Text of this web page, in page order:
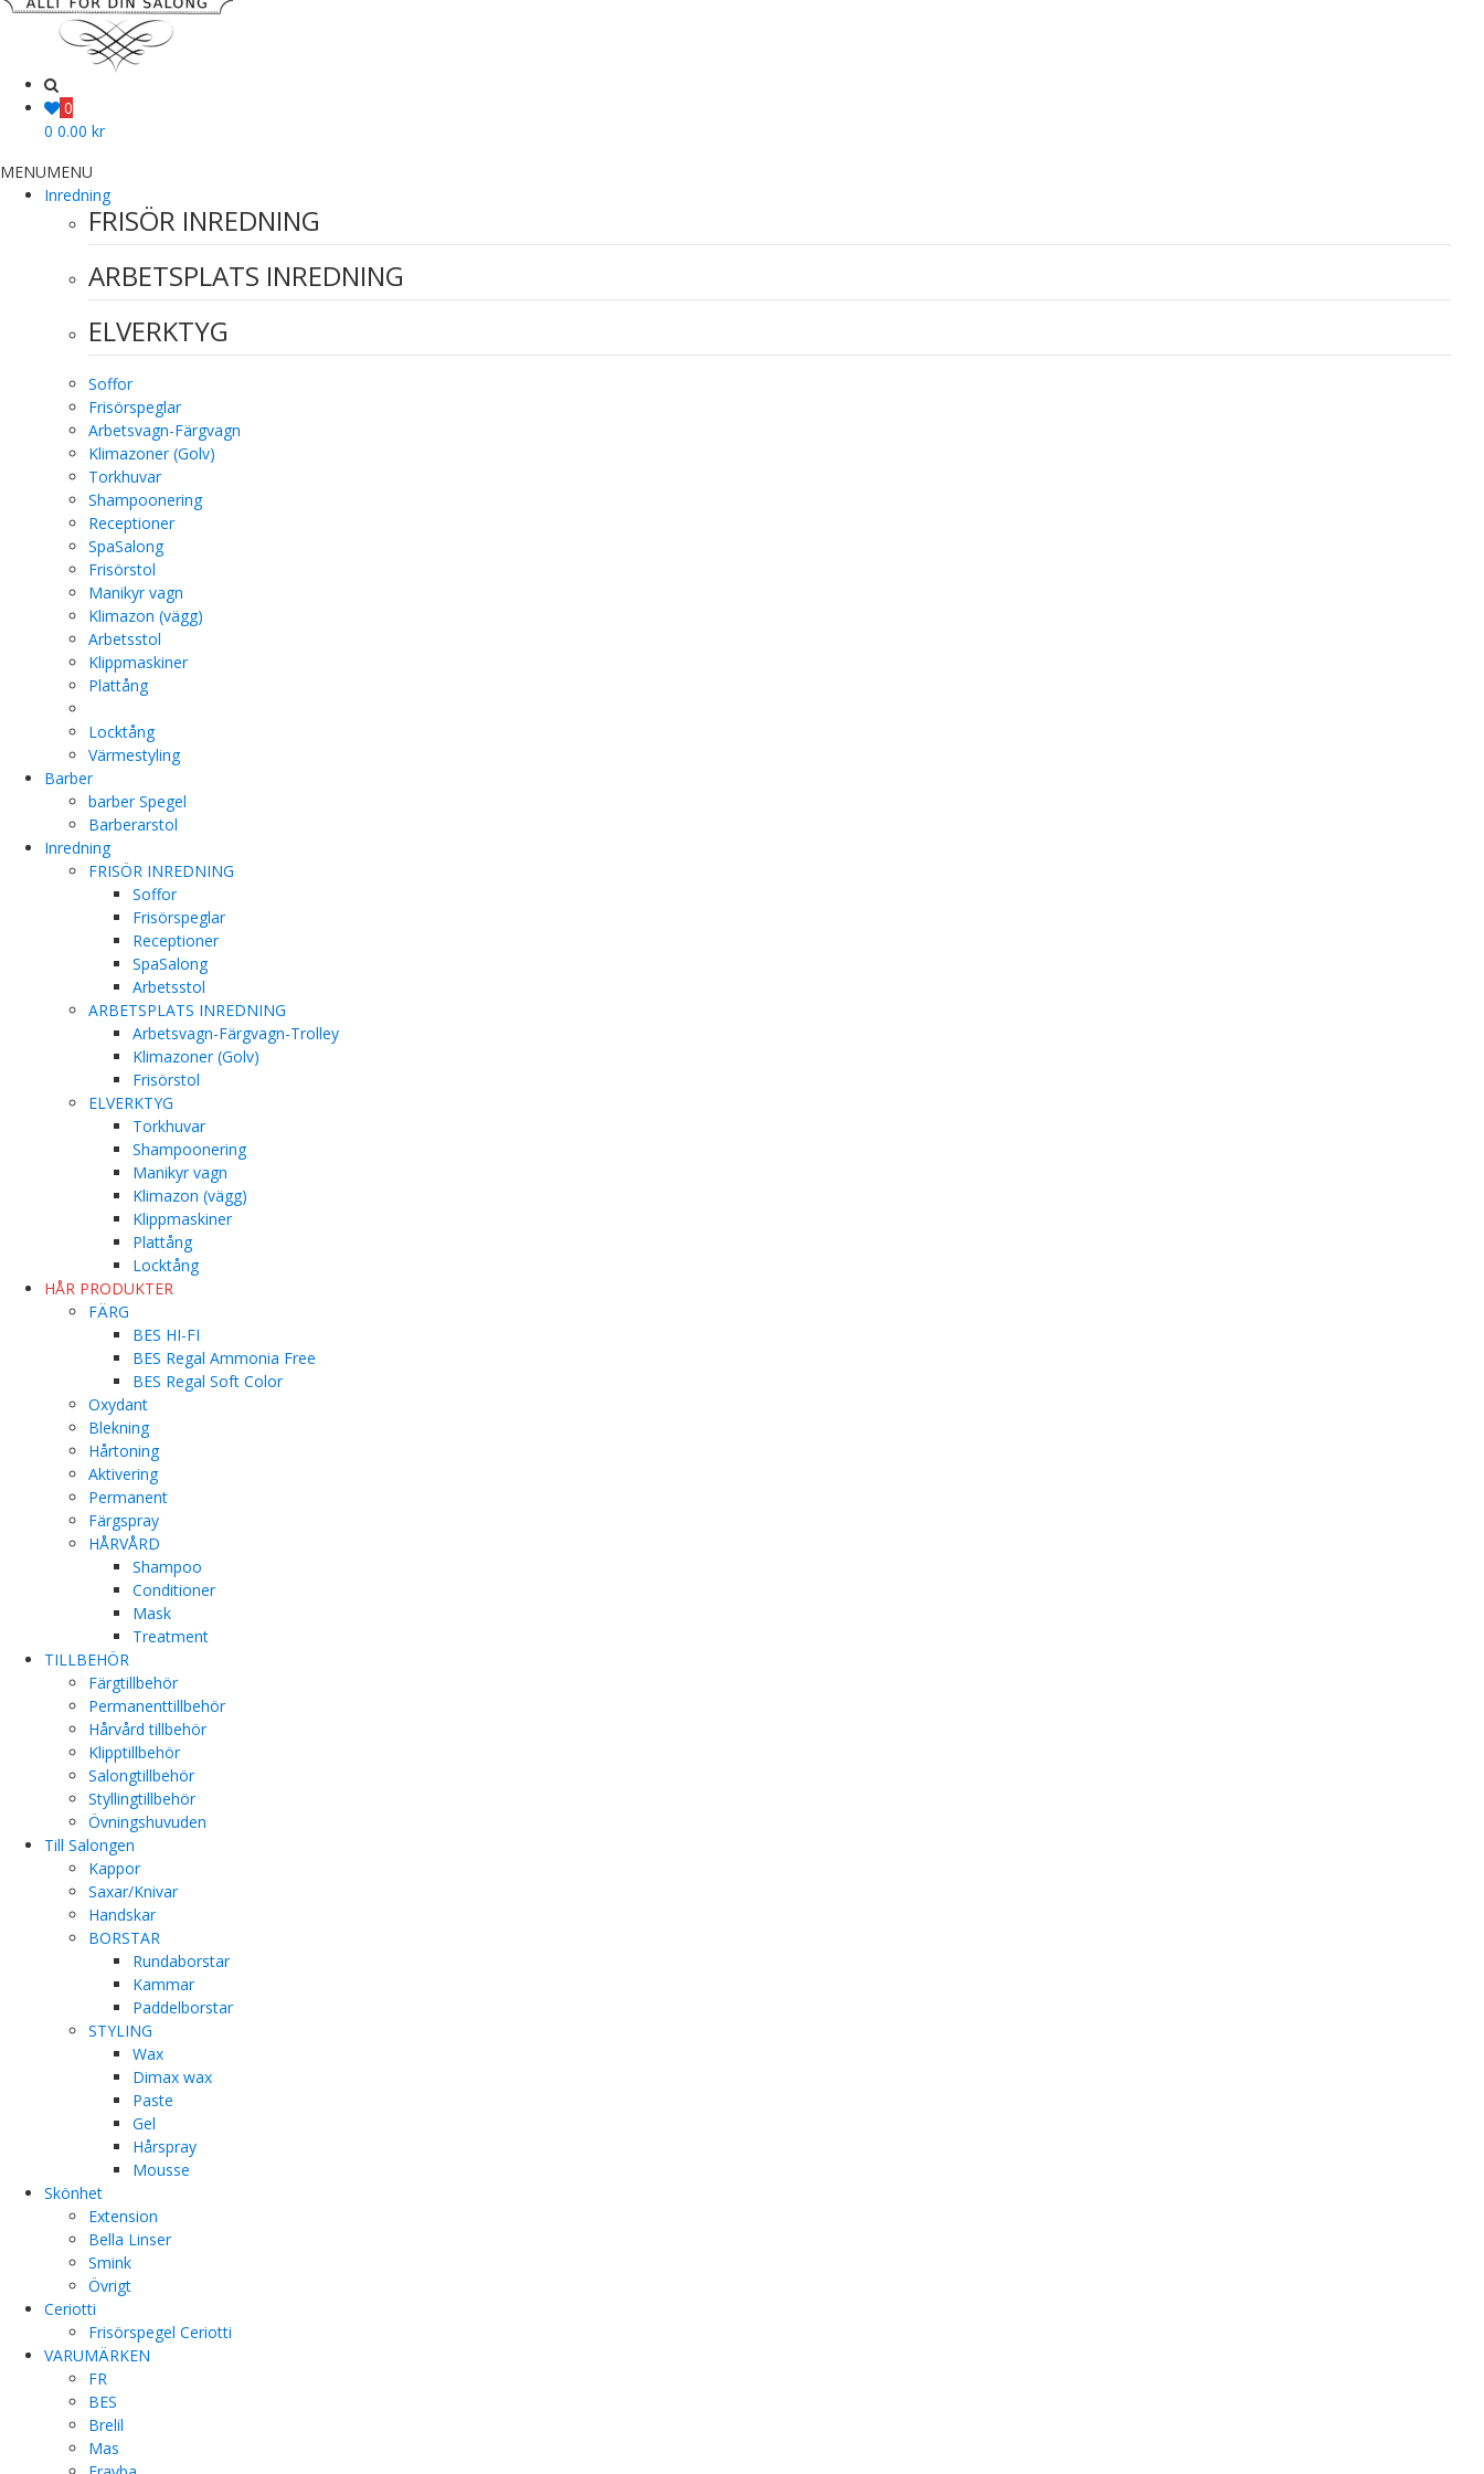
0
0 0.00 kr
MENUMENU
Inredning
FRISÖR INREDNING
ARBETSPLATS INREDNING
ELVERKTYG
Soffor
Frisörspeglar
Arbetsvagn-Färgvagn
Klimazoner (Golv)
Torkhuvar
Shampoonering
Receptioner
SpaSalong
Frisörstol
Manikyr vagn
Klimazon (vägg)
Arbetsstol
Klippmaskiner
Plattång
Locktång
Värmestyling
Barber
barber Spegel
Barberarstol
Inredning
FRISÖR INREDNING
Soffor
Frisörspeglar
Receptioner
SpaSalong
Arbetsstol
ARBETSPLATS INREDNING
Arbetsvagn-Färgvagn-Trolley
Klimazoner (Golv)
Frisörstol
ELVERKTYG
Torkhuvar
Shampoonering
Manikyr vagn
Klimazon (vägg)
Klippmaskiner
Plattång
Locktång
HÅR PRODUKTER
FÄRG
BES HI-FI
BES Regal Ammonia Free
BES Regal Soft Color
Oxydant
Blekning
Hårtoning
Aktivering
Permanent
Färgspray
HÅRVÅRD
Shampoo
Conditioner
Mask
Treatment
TILLBEHÖR
Färgtillbehör
Permanenttillbehör
Hårvård tillbehör
Klipptillbehör
Salongtillbehör
Styllingtillbehör
Övningshuvuden
Till Salongen
Kappor
Saxar/Knivar
Handskar
BORSTAR
Rundaborstar
Kammar
Paddelborstar
STYLING
Wax
Dimax wax
Paste
Gel
Hårspray
Mousse
Skönhet
Extension
Bella Linser
Smink
Övrigt
Ceriotti
Frisörspegel Ceriotti
VARUMÄRKEN
FR
BES
Brelil
Mas